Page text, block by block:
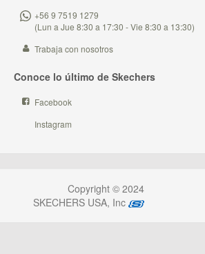
+56 9 7519 1279
(Lun a Jue 8:30 a 17:30 - Vie 8:30 a 13:30)
Trabaja con nosotros
Conoce lo último de Skechers
Facebook
Instagram
Copyright © 2024
SKECHERS USA, Inc